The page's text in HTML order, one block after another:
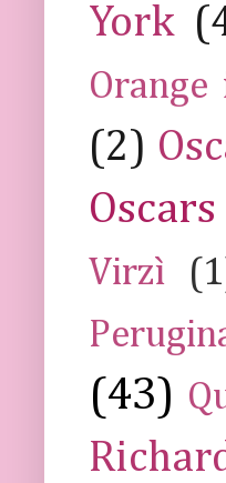
York
(2)
Oscars
Virzì
(43)